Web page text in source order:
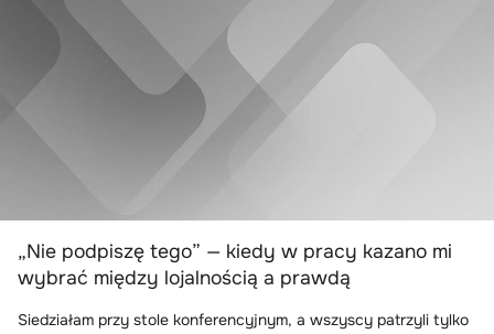
„Nie podpiszę tego” — kiedy w pracy kazano mi
wybrać między lojalnością a prawdą
Siedziałam przy stole konferencyjnym, a wszyscy patrzyli tylko